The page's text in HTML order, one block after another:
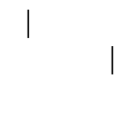
|